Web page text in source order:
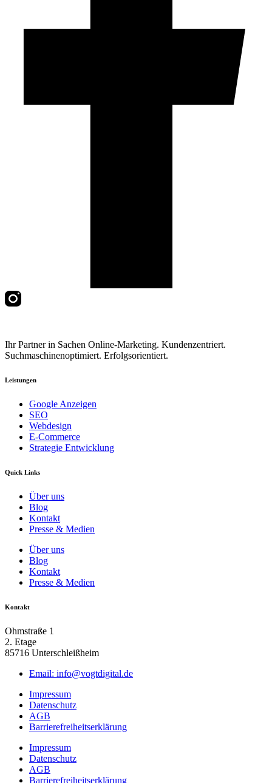
Ihr Partner in Sachen Online-Marketing. Kundenzentriert.
Suchmaschinenoptimiert. Erfolgsorientiert.
Leistungen
Google Anzeigen
SEO
Webdesign
E-Commerce
Strategie Entwicklung
Quick Links
Über uns
Blog
Kontakt
Presse & Medien
Über uns
Blog
Kontakt
Presse & Medien
Kontakt
Ohmstraße 1
2. Etage
85716 Unterschleißheim
Email: info@vogtdigital.de
Impressum
Datenschutz
AGB
Barrierefreiheitserklärung
Impressum
Datenschutz
AGB
Barrierefreiheitserklärung